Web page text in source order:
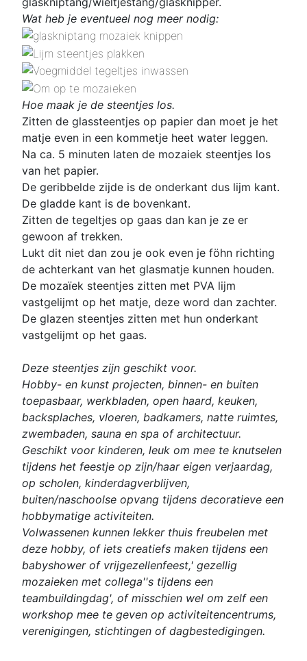
Wat heb je eventueel nog meer nodig:
Hoe maak je de steentjes los.
Zitten de glassteentjes op papier dan moet je het
matje even in een kommetje heet water leggen.
Na ca. 5 minuten laten de mozaiek steentjes los
van het papier.
De geribbelde zijde is de onderkant dus lijm kant.
De gladde kant is de bovenkant.
Zitten de tegeltjes op gaas dan kan je ze er
gewoon af trekken.
Lukt dit niet dan zou je ook even je föhn richting
de achterkant van het glasmatje kunnen houden.
De mozaïek steentjes zitten met PVA lijm
vastgelijmt op het matje, deze word dan zachter.
De glazen steentjes zitten met hun onderkant
vastgelijmt op het gaas.
Deze steentjes zijn geschikt voor.
Hobby- en kunst projecten, binnen- en buiten
toepasbaar, werkbladen, open haard, keuken,
backsplaches, vloeren, badkamers, natte ruimtes,
zwembaden, sauna en spa of architectuur.
Geschikt voor kinderen, leuk om mee te knutselen
tijdens het feestje op zijn/haar eigen verjaardag,
op scholen, kinderdagverblijven,
buiten/naschoolse opvang tijdens decoratieve een
hobbymatige activiteiten.
Volwassenen kunnen lekker thuis freubelen met
deze hobby, of iets creatiefs maken tijdens een
babyshower of vrijgezellenfeest,' gezellig
mozaieken met collega''s tijdens een
teambuildingdag', of misschien wel om zelf een
workshop mee te geven op activiteitencentrums,
verenigingen, stichtingen of dagbestedigingen.